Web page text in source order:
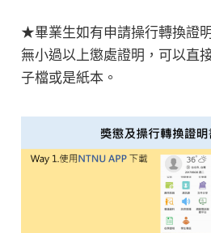
★畢業生如有申請操行轉換證
無小過以上懲處證明，可以直
子檔或是紙本。